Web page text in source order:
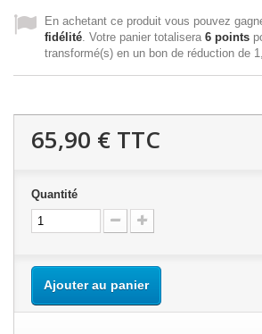
En achetant ce produit vous pouvez
fidélité . Votre panier totalisera 6 points
transformé(s) en un bon de réduction de
65,90 € TTC
Quantité
Ajouter au panier